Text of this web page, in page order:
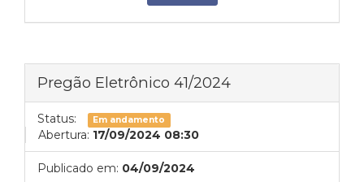
Pregão Eletrônico 41/2024
Status: Em andamento
Abertura: 17/09/2024 08:30
Publicado em: 04/09/2024